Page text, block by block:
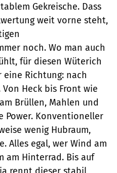
Gekreische. Dass
weit vorne steht,
noch. Wo man auch
für diesen Wüterich
eine Richtung: nach
Heck bis Front wie
Brüllen, Mahlen und
Power. Konventioneller
wenig Hubraum,
Alles egal, wer Wind am
am Hinterrad. Bis auf